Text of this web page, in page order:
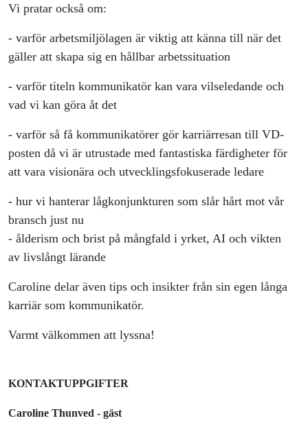
Vi pratar också om:
- varför arbetsmiljölagen är viktig att känna till när det
gäller att skapa sig en hållbar arbetssituation
- varför titeln kommunikatör kan vara vilseledande och
vad vi kan göra åt det
- varför så få kommunikatörer gör karriärresan till VD-
posten då vi är utrustade med fantastiska färdigheter för
att vara visionära och utvecklingsfokuserade ledare
- hur vi hanterar lågkonjunkturen som slår hårt mot vår
bransch just nu
- ålderism och brist på mångfald i yrket, AI och vikten
av livslångt lärande
Caroline delar även tips och insikter från sin egen långa
karriär som kommunikatör.
Varmt välkommen att lyssna!
KONTAKTUPPGIFTER
Caroline Thunved - gäst